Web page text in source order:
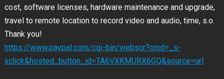
cost, software licenses, hardware maintenance and upgrade,
travel to remote location to record video and audio, time, s.o.
Thank you!
https://www.paypal.com/cgi-bin/webscr?cmd=_s-
xclick&hosted_button_id=TA6VXKMURX6GQ&source=url